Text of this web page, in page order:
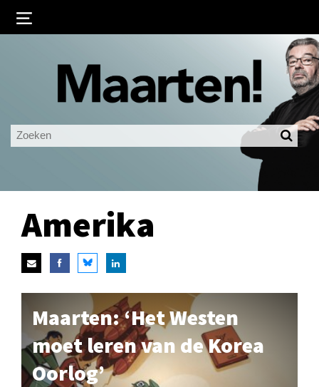
Ingelogd blijven
LOGIN
Amerika
Maarten: ‘Het Westen
moet leren van de Korea
Oorlog’